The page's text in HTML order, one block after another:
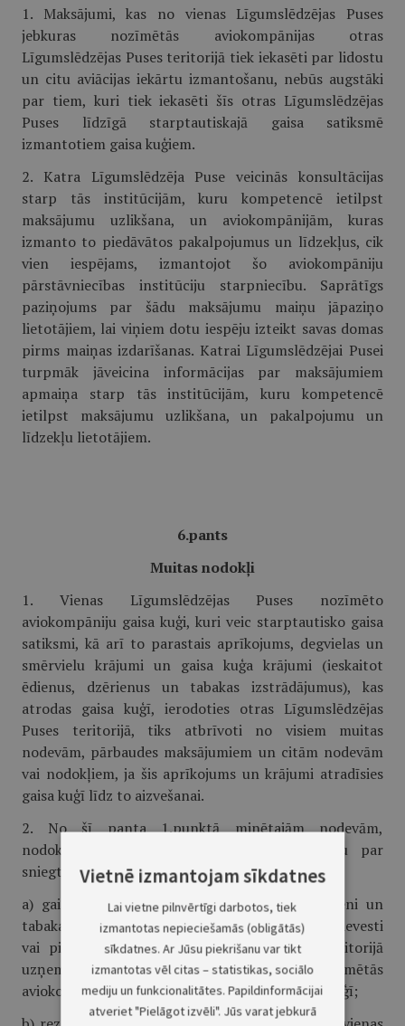
1. Maksājumi, kas no vienas Līgumslēdzējas Puses
jebkuras nozīmētās aviokompānijas otras
Līgumslēdzējas Puses teritorijā tiek iekasēti par lidostu
un citu aviācijas iekārtu izmantošanu, nebūs augstāki
par tiem, kuri tiek iekasēti šīs otras Līgumslēdzējas
Puses līdzīgā starptautiskajā gaisa satiksmē
izmantotiem gaisa kuģiem.
2. Katra Līgumslēdzēja Puse veicinās konsultācijas
starp tās institūcijām, kuru kompetencē ietilpst
maksājumu uzlikšana, un aviokompānijām, kuras
izmanto to piedāvātos pakalpojumus un līdzekļus, cik
vien iespējams, izmantojot šo aviokompāniju
pārstāvniecības institūciju starpniecību. Saprātīgs
paziņojums par šādu maksājumu maiņu jāpaziņo
lietotājiem, lai viņiem dotu iespēju izteikt savas domas
pirms maiņas izdarīšanas. Katrai Līgumslēdzējai Pusei
turpmāk jāveicina informācijas par maksājumiem
apmaiņa starp tās institūcijām, kuru kompetencē
ietilpst maksājumu uzlikšana, un pakalpojumu un
līdzekļu lietotājiem.
6.pants
Muitas nodokļi
1. Vienas Līgumslēdzējas Puses nozīmēto
aviokompāniju gaisa kuģi, kuri veic starptautisko gaisa
satiksmi, kā arī to parastais aprīkojums, degvielas un
smērvielu krājumi un gaisa kuģa krājumi (ieskaitot
ēdienus, dzērienus un tabakas izstrādājumus), kas
atrodas gaisa kuģī, ierodoties otras Līgumslēdzējas
Puses teritorijā, tiks atbrīvoti no visiem muitas
nodevām, pārbaudes maksājumiem un citām nodevām
vai nodokļiem, ja šis aprīkojums un krājumi atradīsies
gaisa kuģī līdz to aizvešanai.
2. No šī panta 1.punktā minētajām nodevām,
nodokļiem un maksājumiem, izņemot maksu par
sniegtajiem pakalpojumiem, tiks atbrīvoti arī:
a) gaisa kuģa krājumi (tai skaitā ēdieni, dzērieni un
tabakas izstrādājumi), kuri saprātīgā daudzumā ievesti
vai piegādāti vienas Līgumslēdzējas Puses teritorijā
uzņemšanai otras Līgumslēdzējas Puses nozīmētās
aviokompānijas starptautiskās satiksmes gaisa kuģī;
Vietnē izmantojam sīkdatnes
Lai vietne pilnvērtīgi darbotos, tiek
izmantotas nepieciešamās (obligātās)
sīkdatnes. Ar Jūsu piekrišanu var tikt
izmantotas vēl citas – statistikas, sociālo
mediju un funkcionalitātes. Papildinformācijai
atveriet "Pielāgot izvēli". Jūs varat jebkurā